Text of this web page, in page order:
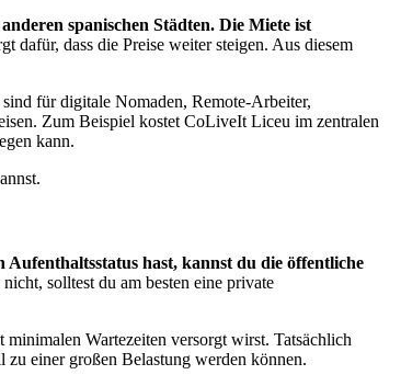
spanischen Städten. Die Miete ist
dafür, dass die Preise weiter steigen. Aus diesem
sind für digitale Nomaden, Remote-Arbeiter,
Zum Beispiel kostet CoLiveIt Liceu im zentralen
kann.
Aufenthaltsstatus hast, kannst du die öffentliche
nicht, solltest du am besten eine private
Wartezeiten versorgt wirst. Tatsächlich
zu einer großen Belastung werden können.